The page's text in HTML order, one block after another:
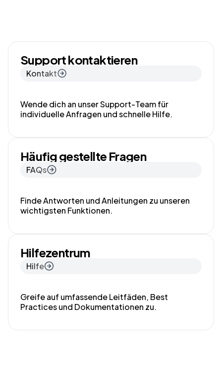
Support kontaktieren
Kontakt
Wende dich an unser Support-Team für
individuelle Anfragen und schnelle Hilfe.
Häufig gestellte Fragen
FAQs
Finde Antworten und Anleitungen zu unseren
wichtigsten Funktionen.
Hilfezentrum
Hilfe
Greife auf umfassende Leitfäden, Best
Practices und Dokumentationen zu.